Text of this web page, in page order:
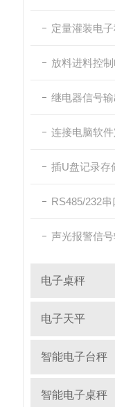
定量灌装电
放料进料控
继电器信号
连接电脑软
插U盘记录存
RS485/232
声光报警信
电子桌秤
电子天平
智能电子台秤
智能电子桌秤